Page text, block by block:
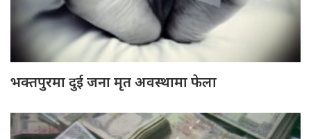
भक्तपुरमा दुई जना मृत अवस्थामा फेला